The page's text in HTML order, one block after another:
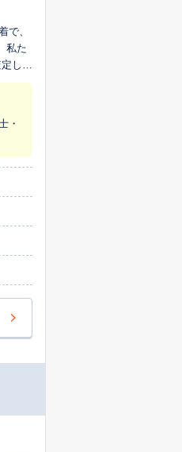
で、
私た
して
・